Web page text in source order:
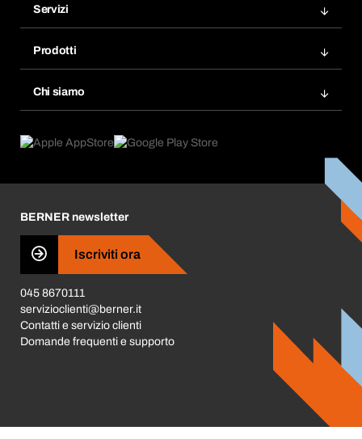
Modelli d'ordine
Acquista di nuovo
Ordini programmati
Servizi
Chemical Safety Management
eProcurement
Trova prodotti
Prodotti
Chi siamo
Cosa ci spinge
Business Conduct
BERNER newsletter
Iscriviti ora
045 8670111
servizioclienti@berner.it
Contatti e servizio clienti
Domande frequenti e supporto